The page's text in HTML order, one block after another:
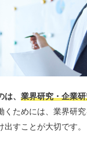
、 業界研究・企業
くためには、業界研
すことが大切です。